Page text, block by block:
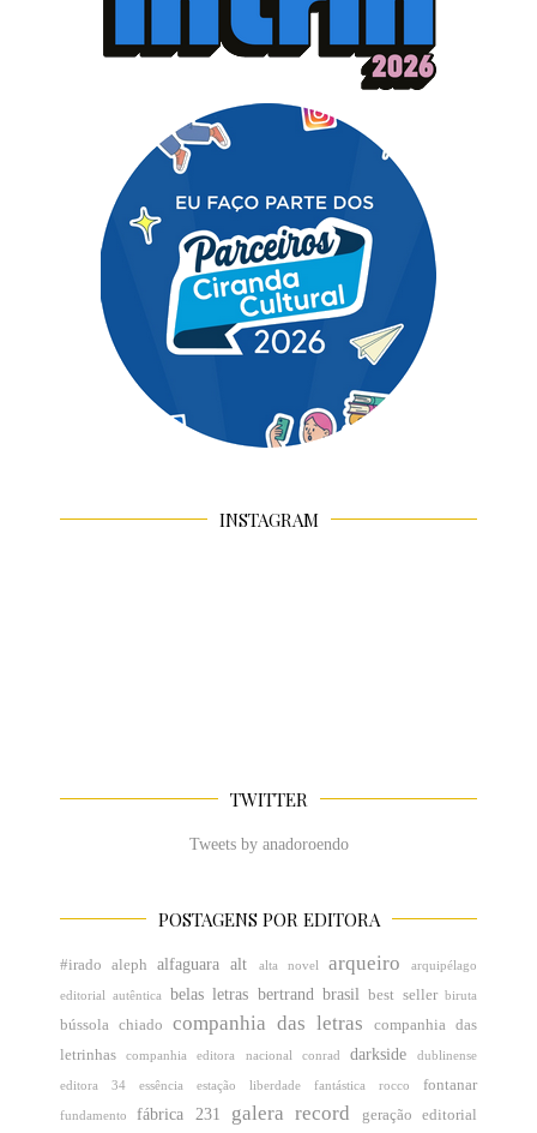
INSTAGRAM
TWITTER
Tweets by anadoroendo
POSTAGENS POR EDITORA
#irado aleph alfaguara alt alta novel arqueiro arquipélago
editorial autêntica belas letras bertrand brasil best seller biruta
bússola chiado companhia das letras
companhia das
letrinhas
companhia editora nacional conrad darkside dublinense
editora 34 essência estação liberdade fantástica rocco fontanar
fundamento fábrica 231 galera record
geração editorial